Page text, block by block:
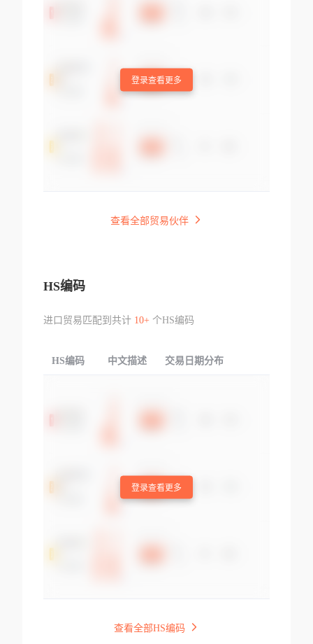
登录查看更多
查看全部贸易伙伴
HS编码
进口贸易匹配到共计 10+个HS编码
HS编码 中文描述 交易日期分布
登录查看更多
查看全部HS编码